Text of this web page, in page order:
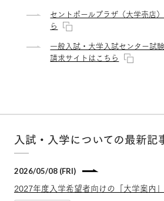
セントポールプラザ（大学売店
ら
一般入試・大学入試センター試
請求サイトはこちら
入試・入学についての最新記
2026/05/08 (FRI)
2027年度入学希望者向けの「大学案内